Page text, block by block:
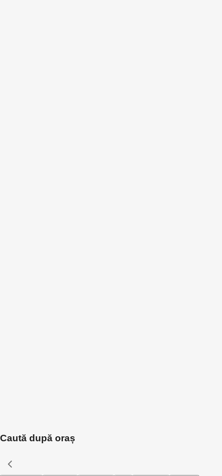
Caută după oraș